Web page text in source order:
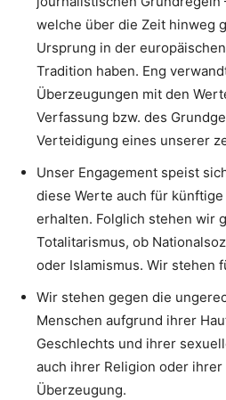
welche über die Zeit hinweg
Ursprung in der
Tradition haben. Eng
Überzeugungen mit den
Verfassung bzw. des
Verteidigung eines unserer
Unser Engagement speist
diese Werte auch für
erhalten. Folglich stehen wir
Totalitarismus, ob
oder Islamismus. Wir stehen
Wir stehen gegen die
Menschen aufgrund ihrer
Geschlechts und ihrer
auch ihrer Religion oder
Überzeugung.